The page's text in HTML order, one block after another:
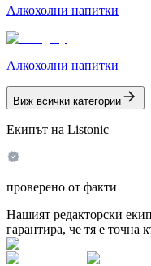
Алкохолни напитки
Алкохолни напитки
Виж всички категории
Екипът на Listonic
проверено от факти
Нашият редакторски
гарантира, че тя е точна